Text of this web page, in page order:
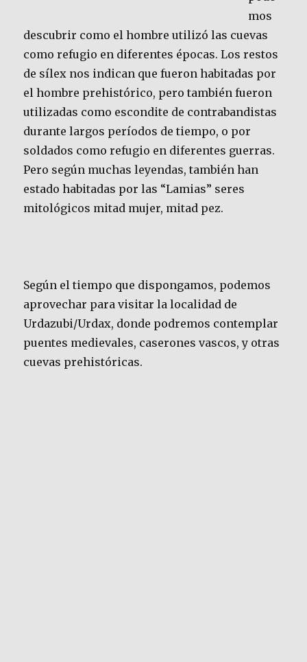
mos
descubrir como el hombre utilizó las cuevas
como refugio en diferentes épocas. Los restos
de sílex nos indican que fueron habitadas por
el hombre prehistórico, pero también fueron
utilizadas como escondite de contrabandistas
durante largos períodos de tiempo, o por
soldados como refugio en diferentes guerras.
Pero según muchas leyendas, también han
estado habitadas por las “Lamias” seres
mitológicos mitad mujer, mitad pez.
Según el tiempo que dispongamos, podemos
aprovechar para visitar la localidad de
Urdazubi/Urdax, donde podremos contemplar
puentes medievales, caserones vascos, y otras
cuevas prehistóricas.